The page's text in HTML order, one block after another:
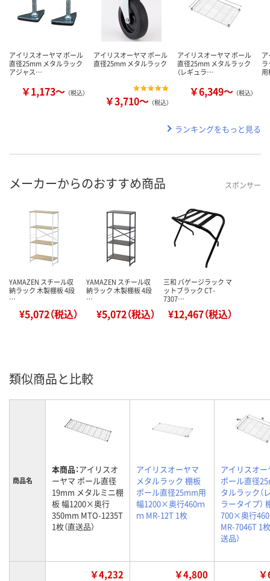
アイリスオーヤマ ポール
直径25mm メタルラック
アジャス…
￥1,173～ （税込）
アイリスオーヤマ ポール
直径25mm メタルラック
￥3,710～ （税込）
アイリスオーヤマ ポール
直径25mm メタルラック
（レギュラ…
￥6,349～ （税込）
ランキングをもっと見る
メーカーからのおすすめ商品 スポンサー
YAMAZEN スチール収
納ラック 木製棚板 4段
…
¥5,072（税込）
YAMAZEN スチール収
納ラック 木製棚板 4段
…
¥5,072（税込）
三和 バゲージラック マ
ットブラック CT-
7307…
¥12,467（税込）
類似商品と比較
商品名
本商品：アイリスオ
ーヤマ ポール直径
19mm メタルミニ棚
板 幅1200×奥行
350mm MTO-1235T
1枚（直送品）
アイリスオーヤマ
メタルラック 棚板
ポール直径25mm用
幅1200×奥行460ｍ
ｍ MR-12T 1枚
アイリスオー
ポール直径
タルラック（
ラータイプ）
700×奥行
MR-7046T 1
送品）
￥4,232 ￥4,800